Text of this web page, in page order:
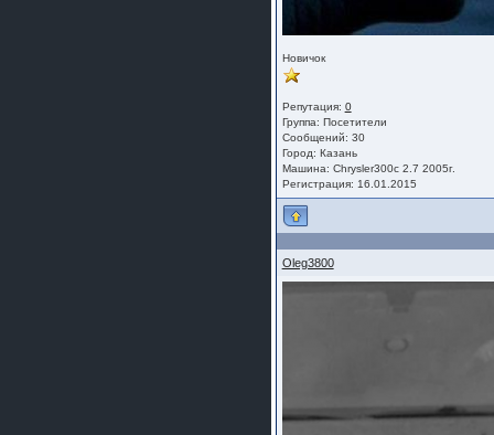
Новичок
Репутация: 0
Группа: Посетители
Сообщений: 30
Город: Казань
Машина: Chrysler300c 2.7 2005г.
Регистрация: 16.01.2015
Oleg3800